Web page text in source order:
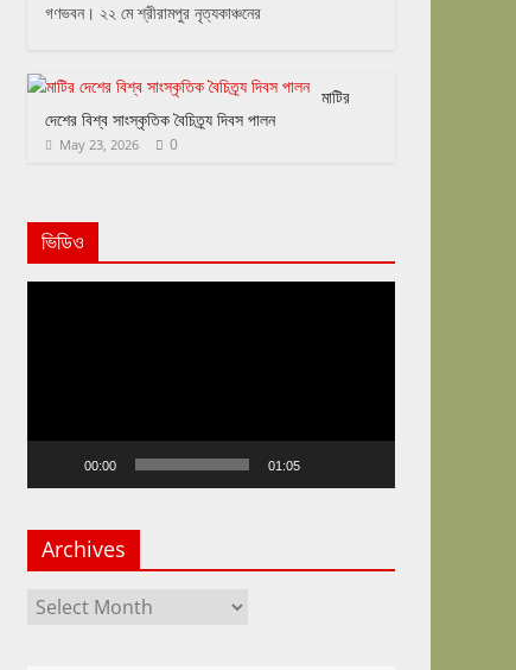
গণভবন। ২২ মে শ্রীরামপুর নৃত্যকাঞ্চনের
মাটির
দেশের বিশ্ব সাংস্কৃতিক বৈচিত্র্য দিবস পালন
May 23, 2026 0
ভিডিও
00:00 01:05
Archives
Archives